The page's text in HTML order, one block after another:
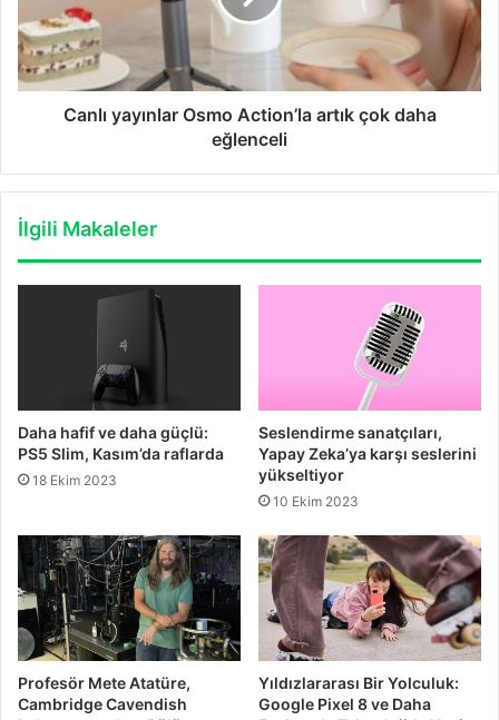
çok
daha
eğlenceli
Canlı yayınlar Osmo Action’la artık çok daha
eğlenceli
İlgili Makaleler
Daha hafif ve daha güçlü:
PS5 Slim, Kasım’da raflarda
18 Ekim 2023
Seslendirme sanatçıları,
Yapay Zeka’ya karşı seslerini
yükseltiyor
10 Ekim 2023
Profesör Mete Atatüre,
Cambridge Cavendish
Yıldızlararası Bir Yolculuk:
Google Pixel 8 ve Daha